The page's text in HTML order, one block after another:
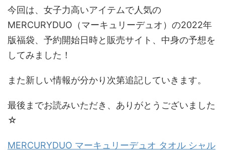
今回は、女子力高いアイテムで人気の
MERCURYDUO（マーキュリーデュオ）の2022年
版福袋、予約開始日時と販売サイト、中身の予想を
してみました！
また新しい情報が分かり次第追記していきます。
最後までお読みいただき、ありがとうございました
☆
MERCURYDUO マーキュリーデュオ タオル シャル